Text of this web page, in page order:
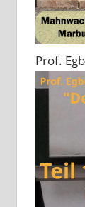
Prof.